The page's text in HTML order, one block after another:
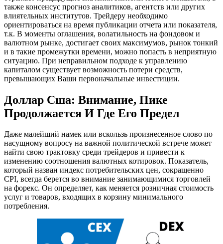
также консенсус прогноз аналитиков, агентств или других
влиятельных институтов. Трейдеру необходимо
ориентироваться на время публикации отчета или показателя,
т.к. В моменты оглашения, волатильность на фондовом и
валютном рынке, достигает своих максимумов, рынок тонкий
и в такие промежутки времени, можно попасть в неприятную
ситуацию. При неправильном подходе к управлению
капиталом существует возможность потери средств,
превышающих Ваши первоначальные инвестиции.
Доллар Сша: Внимание, Пике
Продолжается И Где Его Предел
Даже малейший намек или вскользь произнесенное слово по
насущному вопросу на важной политической встрече может
найти свою трактовку среди трейдеров и привести к
изменению соотношения валютных котировок. Показатель,
который назван индекс потребительских цен, сокращенно
CPI, всегда берется во внимание занимающимися торговлей
на форекс. Он определяет, как меняется розничная стоимость
услуг и товаров, входящих в корзину минимального
потребления.